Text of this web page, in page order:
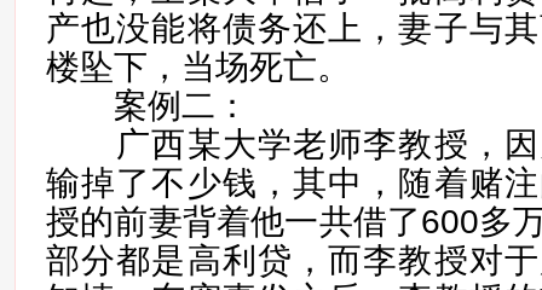
产也没能将债务还上，妻子与
楼坠下，当场死亡。
案例二：
广西某大学老师李教授，因
输掉了不少钱，其中，随着赌
授的前妻背着他一共借了600多
部分都是高利贷，而李教授对